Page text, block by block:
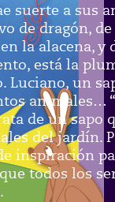
suerte a sus
de dragón,
la alacena, y
está la
Luciano, un
animales…
de un sapo
del jardín.
inspiración
todos los